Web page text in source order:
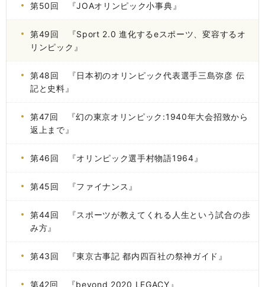
第50回 『JOAオリンピック小事典』
第49回 『Sport 2.0 進化するeスポーツ、変容するオ
リンピック』
第48回 『日本初のオリンピック代表選手三島弥彦 伝
記と史料』
第47回 『幻の東京オリンピック:1940年大会招致から
返上まで』
第46回 『オリンピック選手村物語1964』
第45回 『ファイナンス』
第44回 『スポーツが教えてくれる人生という試合の歩
み方』
第43回 『東京古事記 都内四百社の祭神ガイド』
第42回 『beyond 2020 LEGACY』